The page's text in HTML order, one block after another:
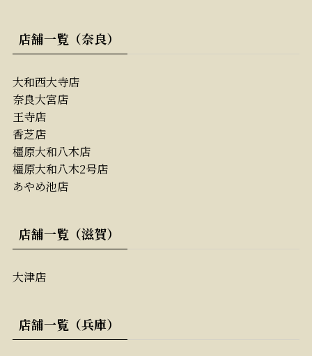
店舗一覧（奈良）
大和西大寺店
奈良大宮店
王寺店
香芝店
橿原大和八木店
橿原大和八木2号店
あやめ池店
店舗一覧（滋賀）
大津店
店舗一覧（兵庫）